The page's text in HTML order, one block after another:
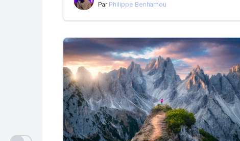
Par Philippe Benhamou